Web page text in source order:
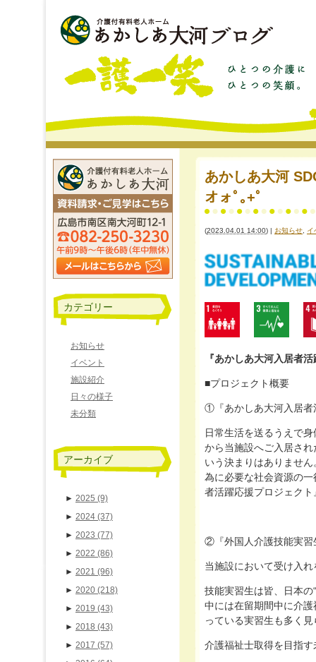
あかしあ大河
オォﾟ｡+ﾟ
(2023.04.01 14:00) | お知らせ イ
『あかしあ大河入居者
■プロジェクト概要
①『あかしあ大河入居者
日常生活を送るうえで
から当施設へご入居さ
いう決まりはありませ
為に必要な社会資源の
者活躍応援プロジェク
②『外国人介護技能実習
当施設において受け入
技能実習生は皆、日本
中には在留期間中に介
っている実習生も多く
介護福祉士取得を目指
カテゴリー
お知らせ
イベント
施設紹介
日々の様子
未分類
アーカイブ
► 2025 (9)
► 2024 (37)
► 2023 (77)
► 2022 (86)
► 2021 (96)
► 2020 (218)
► 2019 (43)
► 2018 (43)
► 2017 (57)